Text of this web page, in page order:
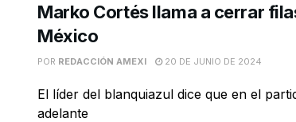
Marko Cortés llama a cerrar
México
POR REDACCIÓN AMEXI 20 DE JUNIO DE 2024
El líder del blanquiazul dice que en el
adelante